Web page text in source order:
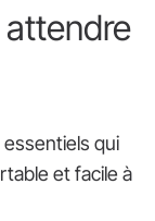
qui
et facile à